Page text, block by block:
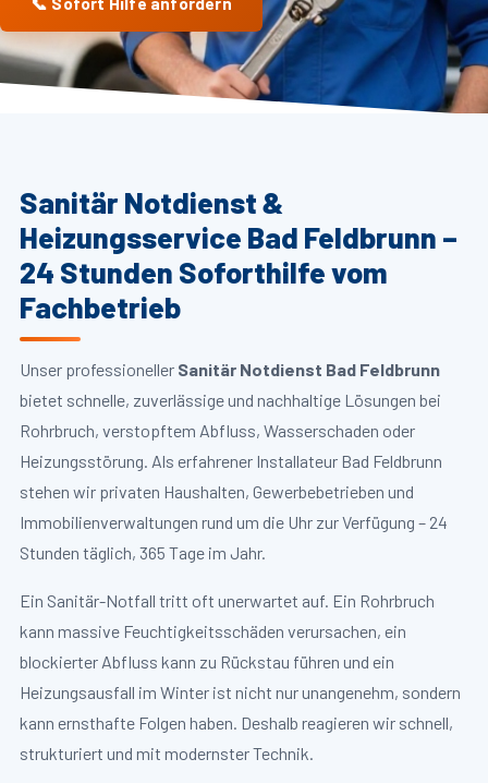
Sanitär Notdienst &
Heizungsservice Bad Feldbrunn –
24 Stunden Soforthilfe vom
Fachbetrieb
Unser professioneller Sanitär Notdienst Bad Feldbrunn
bietet schnelle, zuverlässige und nachhaltige Lösungen bei
Rohrbruch, verstopftem Abfluss, Wasserschaden oder
Heizungsstörung. Als erfahrener Installateur Bad Feldbrunn
stehen wir privaten Haushalten, Gewerbebetrieben und
Immobilienverwaltungen rund um die Uhr zur Verfügung – 24
Stunden täglich, 365 Tage im Jahr.
Ein Sanitär-Notfall tritt oft unerwartet auf. Ein Rohrbruch
kann massive Feuchtigkeitsschäden verursachen, ein
blockierter Abfluss kann zu Rückstau führen und ein
Heizungsausfall im Winter ist nicht nur unangenehm, sondern
kann ernsthafte Folgen haben. Deshalb reagieren wir schnell,
strukturiert und mit modernster Technik.